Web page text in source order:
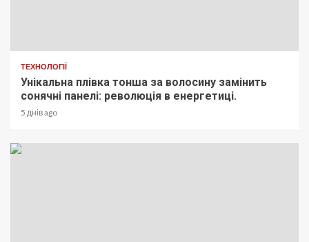
ТЕХНОЛОГІЇ
Унікальна плівка тонша за волосину замінить
сонячні панелі: революція в енергетиці.
5 днів ago